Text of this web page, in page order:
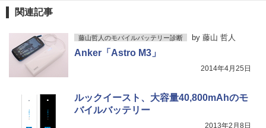
関連記事
藤山哲人のモバイルバッテリー診断 by 藤山 哲人
Anker「Astro M3」
2014年4月25日
ルックイースト、大容量40,800mAhのモ
バイルバッテリー
2013年2月8日